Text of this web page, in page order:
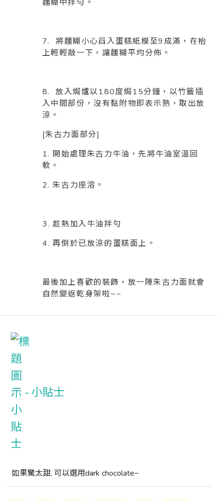
麵糊中拌勻。
7. 將麵糊小心舀入蛋糕紙模至9成滿，在枱
上輕輕敲一下，讓麵糊平均分佈。
8. 放入焗爐以180度焗15分鐘，以竹籤插
入中間部份，沒有黏附物即表示熟，取出放
涼。
[朱古力面部分]
1. 開始處理朱古力牛油，先將牛油室溫回
軟。
2. 朱古力座溶。
3. 趁熱加入牛油拌勻
4. 再倒於已放涼的蛋糕面上。
最後加上喜歡的裝飾，放一陣朱古力面就會
自然變返乾身架啦~~
小貼士
如果驚太甜, 可以選用dark chocolate~